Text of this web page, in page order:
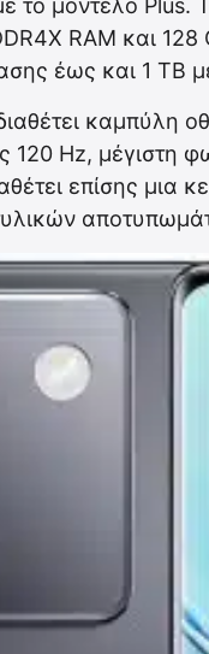
το μοντέλο Plus.
RAM και
έως και 1 TB
καμπύλη
Hz, μέγιστη
επίσης μια